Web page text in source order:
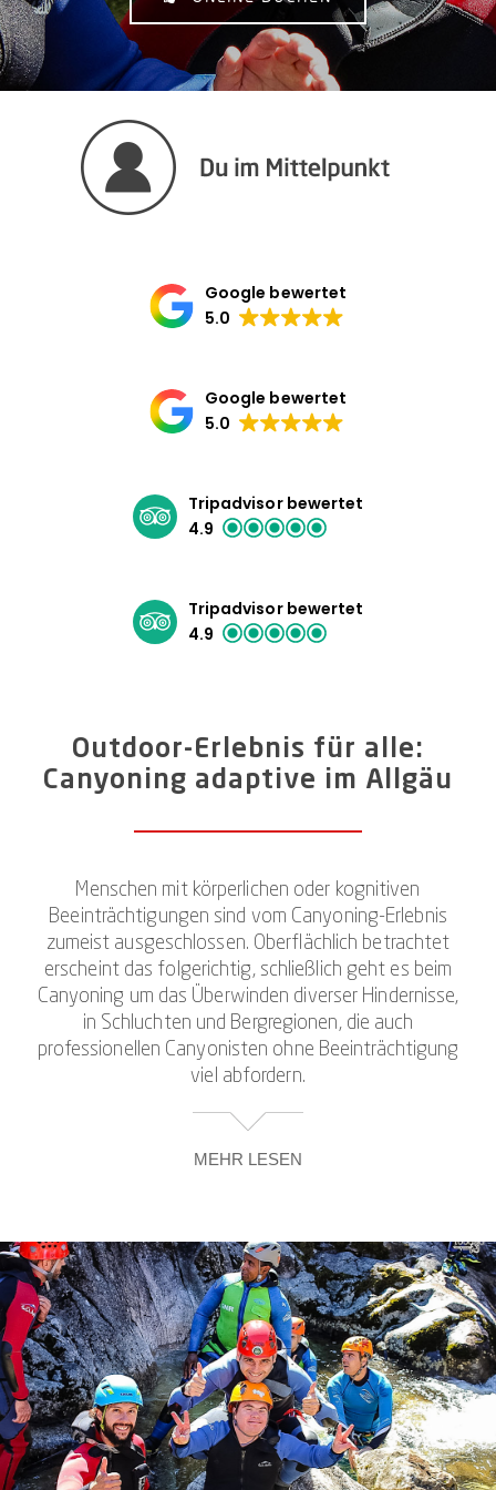
Google bewertet
5.0
Google bewertet
5.0
Tripadvisor bewertet
4.9
Tripadvisor bewertet
4.9
Outdoor-Erlebnis für alle:
Canyoning adaptive im Allgäu
Menschen mit körperlichen oder kognitiven
Beeinträchtigungen sind vom Canyoning-Erlebnis
zumeist ausgeschlossen. Oberflächlich betrachtet
erscheint das folgerichtig, schließlich geht es beim
Canyoning um das Überwinden diverser Hindernisse,
in Schluchten und Bergregionen, die auch
professionellen Canyonisten ohne Beeinträchtigung
viel abfordern.
MEHR LESEN
Das beweisen sie nicht nur im Alltag, in dem schon
eine Fahrt mit öffentlichen Verkehrsmitteln
abenteuerliche Ausmaße annehmen kann. Das
beweisen auch die vielen großartigen Sportler, die an
den Paralympics, Special Olympics, Deaflympics und
weiteren sportlichen Veranstaltungen für Menschen
mit geistiger oder körperlicher Beeinträchtigung
teilnehmen.